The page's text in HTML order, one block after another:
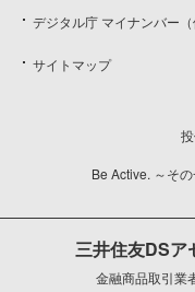
デジタル庁 マイナンバー
サイトマップ
Be Active. ～そ
三井住友DSア
金融商品取引